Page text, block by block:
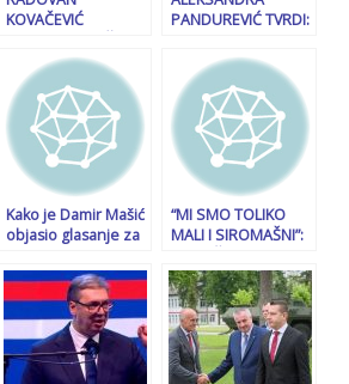
KOVAČEVIĆ
“Vukanović i ostali
vazali iz kinder
jajeta usamljeni
čekaju mrvice sa
sarajevskog stola”
PANDUREVIĆ TVRDI:
12-martovska
“kraljevska”
dikatatura!”
Kako je Damir Mašić
objasio glasanje za
je prošao sve jake i
rigorozne kontrole
etičkih i moralnih
standarda SDA
“MI SMO TOLIKO
MALI I SIROMAŠNI”:
odgovorio na
pitanje šta bi on
savjetovao Miloradu
Dodiku da uradi…